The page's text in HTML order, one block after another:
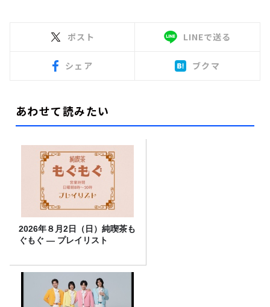
ポスト LINEで送る
シェア ブクマ
あわせて読みたい
2026年８月2日（日）純喫茶も
ぐもぐ ― プレイリスト